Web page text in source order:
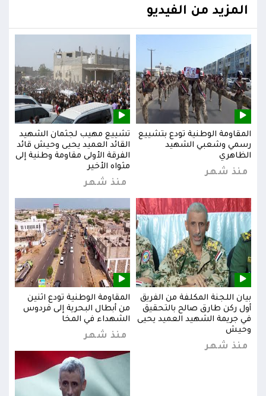
المزيد من الفيديو
المقاومة الوطنية تودع بتشييع
رسمي وشعبي الشهيد
الظاهري
منذ شهر
تشييع مهيب لجثمان الشهيد
القائد العميد يحيى وحيش قائد
الفرقة الأولى مقاومة وطنية إلى
مثواه الأخير
منذ شهر
بيان اللجنة المكلفة من الفريق
أول ركن طارق صالح بالتحقيق
في جريمة الشهيد العميد يحيى
وحيش
منذ شهر
المقاومة الوطنية تودع اثنين
من أبطال البحرية إلى فردوس
الشهداء في المخا
منذ شهر